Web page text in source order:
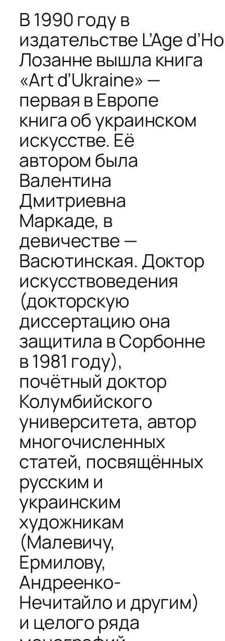
В 1990 году в
издательстве L’Aged’
Лозанне вышла книга
«Art d’Ukraine» —
первая в Европе
книга об украинском
искусстве. Её
автором была
Валентина
Дмитриевна
Маркаде, в
девичестве —
Васютинская. Доктор
искусствоведения
(докторскую
диссертацию она
защитила в Сорбонне
в 1981 году),
почётный доктор
Колумбийского
университета, автор
многочисленных
статей, посвящённых
русским и
украинским
художникам
(Малевичу,
Ермилову,
Андреенко-
Нечитайло и другим)
и целого ряда